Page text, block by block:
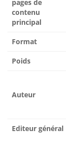
pages de
contenu
principal
Format
Poids
Auteur
Editeur général